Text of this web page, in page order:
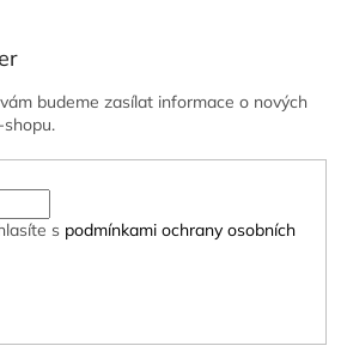
budeme zasílat informace o nových
s podmínkami ochrany osobních